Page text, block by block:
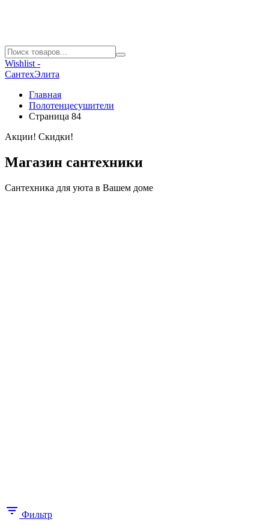
Wishlist -
СантехЭлита
Главная
Полотенцесушители
Страница 84
Акции! Скидки!
Магазин сантехники
Сантехника для уюта в Вашем доме
Фильтр